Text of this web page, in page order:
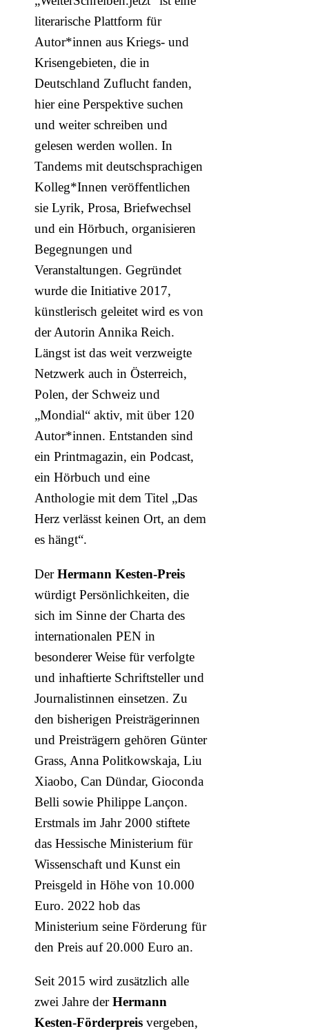
literarische Plattform für
Autor*innen aus Kriegs- und
Krisengebieten, die in
Deutschland Zuflucht fanden,
hier eine Perspektive suchen
und weiter schreiben und
gelesen werden wollen. In
Tandems mit deutschsprachigen
Kolleg*Innen veröffentlichen
sie Lyrik, Prosa, Briefwechsel
und ein Hörbuch, organisieren
Begegnungen und
Veranstaltungen. Gegründet
wurde die Initiative 2017,
künstlerisch geleitet wird es von
der Autorin Annika Reich.
Längst ist das weit verzweigte
Netzwerk auch in Österreich,
Polen, der Schweiz und
„Mondial“ aktiv, mit über 120
Autor*innen. Entstanden sind
ein Printmagazin, ein Podcast,
ein Hörbuch und eine
Anthologie mit dem Titel „Das
Herz verlässt keinen Ort, an dem
es hängt“.
DerHermann Kesten-Preis
würdigt Persönlichkeiten, die
sich im Sinne der Charta des
internationalen PEN in
besonderer Weise für verfolgte
und inhaftierte Schriftsteller und
Journalistinnen einsetzen. Zu
den bisherigen Preisträgerinnen
und Preisträgern gehören Günter
Grass, Anna Politkowskaja, Liu
Xiaobo, Can Dündar, Gioconda
Belli sowie Philippe Lançon.
Erstmals im Jahr 2000 stiftete
das Hessische Ministerium für
Wissenschaft und Kunst ein
Preisgeld in Höhe von 10.000
Euro. 2022 hob das
Ministerium seine Förderung für
den Preis auf 20.000 Euro an.
Seit 2015 wird zusätzlich alle
zwei Jahre derHermann
Kesten-Förderpreisvergeben,